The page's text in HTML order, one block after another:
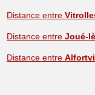
Distance entre
Distance entreJoué-
Distance entre